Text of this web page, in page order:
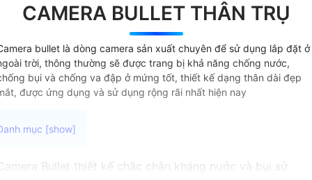
CAMERA BULLET THÂN TRỤ
bullet là dòng camera sản xuất chuyên để sử dụng lắp đặt ở
trời, thông thường sẽ được trang bị khả năng chống nước,
bụi và chống va đập ở mứng tốt, thiết kế dạng thân dài đẹp
được ứng dụng và sử dụng rộng rãi nhất hiện nay
Bullet thiết kế chắc chắn kháng nước và bụi sử